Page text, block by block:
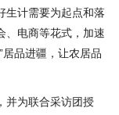
生计需要为起点和落
、电商等花式，加速
品进疆，让农居品
并为联合采访团授